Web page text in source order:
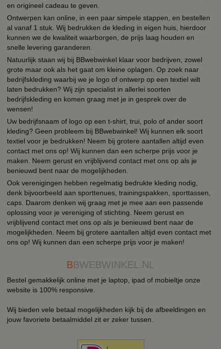
en origineel cadeau te geven.
Ontwerpen kan online, in een paar simpele stappen, en bestellen
al vanaf 1 stuk. Wij bedrukken de kleding in eigen huis, hierdoor
kunnen we de kwaliteit waarborgen, de prijs laag houden en
snelle levering garanderen.
Natuurlijk staan wij bij BBwebwinkel klaar voor bedrijven, zowel
grote maar ook als het gaat om kleine oplagen. Op zoek naar
bedrijfskleding waarbij we je logo of ontwerp op een textiel wilt
laten bedrukken? Wij zijn specialist in allerlei soorten
bedrijfskleding en komen graag met je in gesprek over de
wensen!
Uw bedrijfsnaam of logo op een t-shirt, trui, polo of ander soort
kleding? Geen probleem bij BBwebwinkel! Wij kunnen elk soort
textiel voor je bedrukken! Neem bij grotere aantallen altijd even
contact met ons op! Wij kunnen dan een scherpe prijs voor je
maken. Neem gerust en vrijblijvend contact met ons op als je
benieuwd bent naar de mogelijkheden.
Ook verenigingen hebben regelmatig bedrukte kleding nodig,
denk bijvoorbeeld aan sporttenues, trainingspakken, sporttassen,
caps. Daarom denken wij graag met je mee aan een passende
oplossing voor je vereniging of stichting. Neem gerust en
vrijblijvend contact met ons op als je benieuwd bent naar de
mogelijkheden. Neem bij grotere aantallen altijd even contact met
ons op! Wij kunnen dan een scherpe prijs voor je maken!
BBWEBWINKEL.NL
Bestel gemakkelijk online met je laptop, ipad of mobieltje onze
website is 100% responsive.
Wij bieden vele betaal mogelijkheden kijk bij de afbeeldingen en
jouw favoriete betaalmiddel zit er zeker tussen.